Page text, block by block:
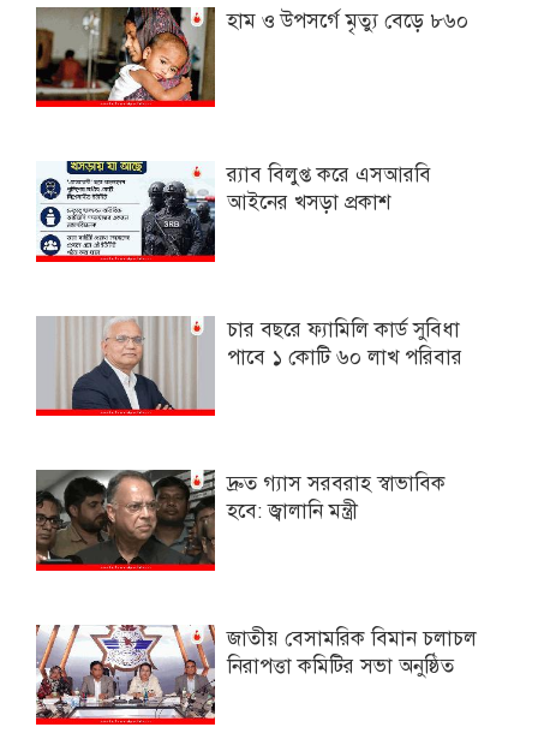
হাম ও উপসর্গে মৃত্যু বেড়ে ৮৬০
র‌্যাব বিলুপ্ত করে এসআরবি
আইনের খসড়া প্রকাশ
চার বছরে ফ্যামিলি কার্ড সুবিধা
পাবে ১ কোটি ৬০ লাখ পরিবার
দ্রুত গ্যাস সরবরাহ স্বাভাবিক
হবে: জ্বালানি মন্ত্রী
জাতীয় বেসামরিক বিমান চলাচল
নিরাপত্তা কমিটির সভা অনুষ্ঠিত